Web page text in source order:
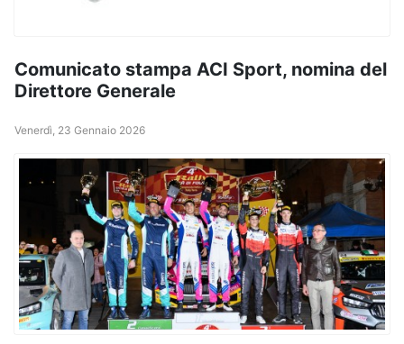
Comunicato stampa ACI Sport, nomina del
Direttore Generale
Venerdì, 23 Gennaio 2026